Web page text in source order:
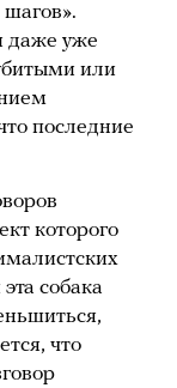
даже уже
или
последние
которого
собака
что